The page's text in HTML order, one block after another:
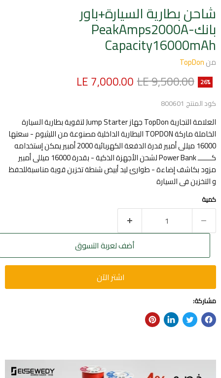
شاحن بطارية السيارة+باور
بانكPeakAmps2000A-
Capacity16000mAh
منTopDon
26% السعر الأصلي
LE 9,500.00السعر الحالي
LE 7,000.00
كود المنتج 800601
العلامة التجارية TopDon جهاز Jump Starter لتقوية بطارية السيارة
الخاملة ماركة TOPDON البطارية الداخلية مصنوعة من الليثيوم - سعتها
16000 ميللى أمبير قدرة الدفعة الكهربائية 2000 أمبير يمكن إستخدامه
كـــــــ Power Bank لشحن الأجهزة الذكية - بقدرة 16000 ميللى أمبير
مزود بكاشف إضاءة - طوارئ ليد أبيض شنطة تخزين قوية مناسبةللحفظ
و التخزين فى السيارة
كمية
أضف لعربة التسوق
اشتر الآن
مشاركة: